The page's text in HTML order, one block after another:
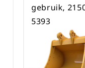
gebruik,
5393